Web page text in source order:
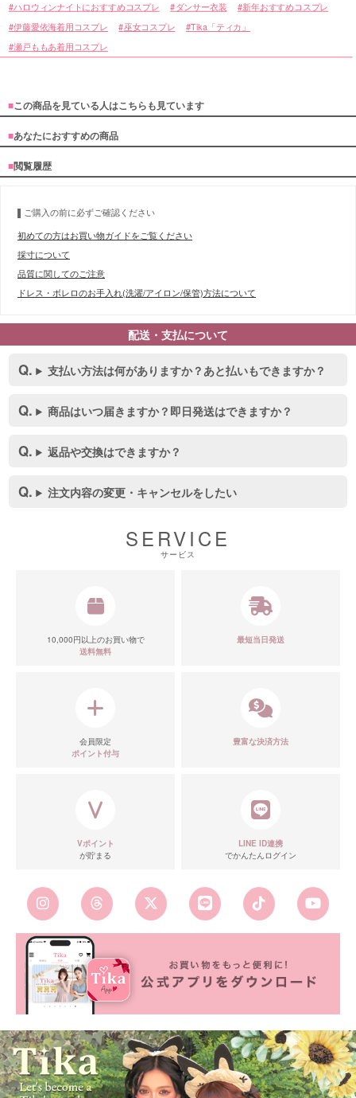
ハロウィンナイトにおすすめコスプレ ダンサー衣装 新年おすすめコスプレ
伊藤愛依海着用コスプレ 巫女コスプレ
Tika「ティカ」
瀬戸ももあ着用コスプレ
■この商品を見ている人はこちらも見ています
■あなたにおすすめの商品
■閲覧履歴
ご購入の前に必ずご確認ください
初めての方はお買い物ガイドをご覧ください
採寸について
品質に関してのご注意
ドレス・ボレロのお手入れ(洗濯/アイロン/保管)方法について
配送・支払について
支払い方法は何がありますか？あと払いもできますか？
商品はいつ届きますか？即日発送はできますか？
返品や交換はできますか？
注文内容の変更・キャンセルをしたい
SERVICE
サービス
10,000円以上のお買い物で
送料無料
最短当日発送
会員限定
ポイント付与
豊富な決済方法
Vポイント
が貯まる
LINE ID連携
でかんたんログイン